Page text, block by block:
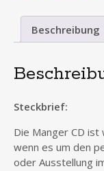
Beschreibung
Steckbrief:
Die Manger CD ist
wenn es um den
oder Ausstellung